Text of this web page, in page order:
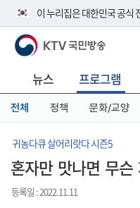
이 누리집은 대한민국 공식
공식 누리집 주소 확인하기
니다.
이밖에 or.kr 또는 .kr등 다른
서 도메인 주소를 확인해 보세
KTV 국민방송
뉴스 프로그램
전체 정책 문화/교양
귀농다큐 살어리랏다 시즌5
혼자만 맛나면 무
등록일 : 2022.11.11